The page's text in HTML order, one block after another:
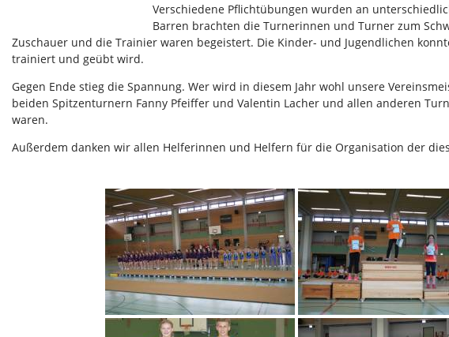
Verschiedene Pflichtübungen wurden an
Barren brachten die Turnerinnen und Turner zum
Zuschauer und die Trainier waren begeistert. Die Kinder- und Jugendlichen
trainiert und geübt wird.
Gegen Ende stieg die Spannung. Wer wird in diesem Jahr wohl unsere
beiden Spitzenturnern Fanny Pfeiffer und Valentin Lacher und allen anderen
waren.
Außerdem danken wir allen Helferinnen und Helfern für die Organisation der